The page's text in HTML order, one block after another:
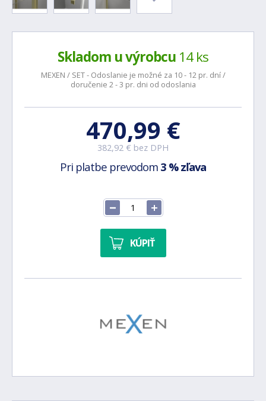
Skladom u výrobcu 14 ks
MEXEN / SET - Odoslanie je možné za 10 - 12 pr. dní /
doručenie 2 - 3 pr. dni od odoslania
470,99 €
382,92 € bez DPH
Pri platbe prevodom 3 % zľava
KÚPIŤ